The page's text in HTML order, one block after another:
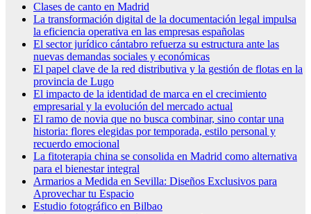
Clases de canto en Madrid
La transformación digital de la documentación legal impulsa
la eficiencia operativa en las empresas españolas
El sector jurídico cántabro refuerza su estructura ante las
nuevas demandas sociales y económicas
El papel clave de la red distributiva y la gestión de flotas en la
provincia de Lugo
El impacto de la identidad de marca en el crecimiento
empresarial y la evolución del mercado actual
El ramo de novia que no busca combinar, sino contar una
historia: flores elegidas por temporada, estilo personal y
recuerdo emocional
La fitoterapia china se consolida en Madrid como alternativa
para el bienestar integral
Armarios a Medida en Sevilla: Diseños Exclusivos para
Aprovechar tu Espacio
Estudio fotográfico en Bilbao